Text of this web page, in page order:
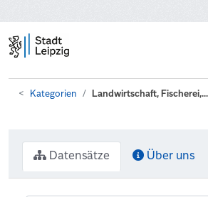
Kategorien Landwirtschaft, Fischerei,...
Datensätze Über uns